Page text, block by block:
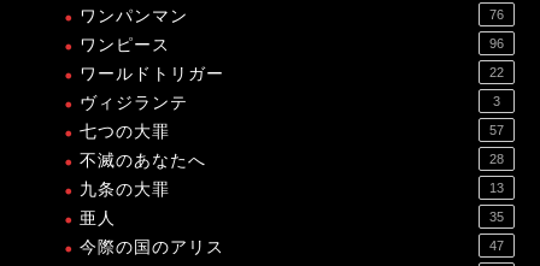
ワンパンマン 76
ワンピース 96
ワールドトリガー 22
ヴィジランテ 3
七つの大罪 57
不滅のあなたへ 28
九条の大罪 13
亜人 35
今際の国のアリス 47